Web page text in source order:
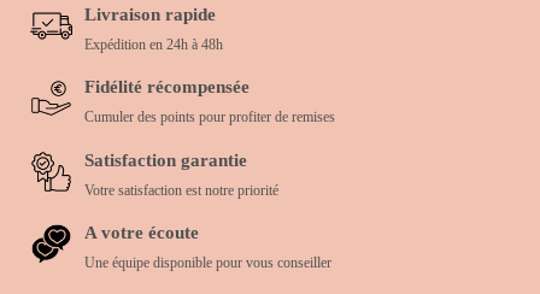
Livraison rapide
Expédition en 24h à 48h
Fidélité récompensée
Cumuler des points pour profiter de remises
Satisfaction garantie
Votre satisfaction est notre priorité
A votre écoute
Une équipe disponible pour vous conseiller